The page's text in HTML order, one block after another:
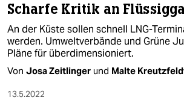
Scharfe Kritik an
An der Küste sollen schnell LNG-
werden. Umweltverbände und Grüne
Pläne für überdimensioniert.
Von Josa Zeitlinger und Malte
13.5.2022